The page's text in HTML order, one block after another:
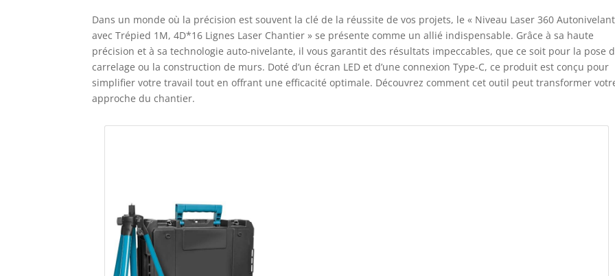
Dans un monde où la précision est souvent la clé de la réussite de vos projets, le « Niveau Laser 360 Autonivelant
avec Trépied 1M, 4D*16 Lignes Laser Chantier » se présente comme un allié indispensable. Grâce à sa haute
précision et à sa technologie auto-nivelante, il vous garantit des résultats impeccables, que ce soit pour la pose
carrelage ou la construction de murs. Doté d’un écran LED et d’une connexion Type-C, ce produit est conçu pour
simplifier votre travail tout en offrant une efficacité optimale. Découvrez comment cet outil peut transformer
approche du chantier.